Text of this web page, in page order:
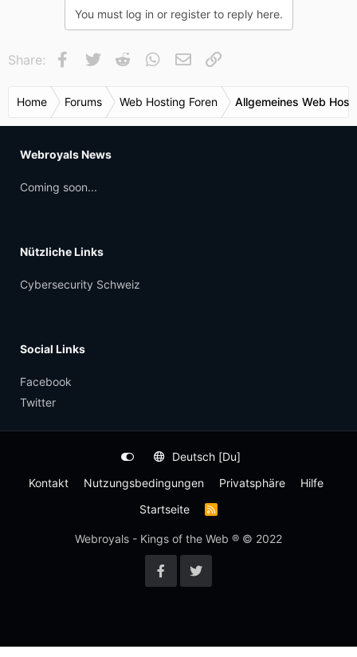
You must log in or register to reply here.
Share: Facebook
Twitter Reddit WhatsApp
E-Mail
Home Forums Web Hosting Foren Allgemeines Web
Webroyals News
Coming soon...
Nützliche Links
Cybersecurity Schweiz
Social Links
Facebook
Twitter
Deutsch [Du]
Kontakt
Nutzungsbedingungen Privatsphäre
Hilfe
Startseite
R
S
-
Webroyals - Kings of the Web ® © 2022